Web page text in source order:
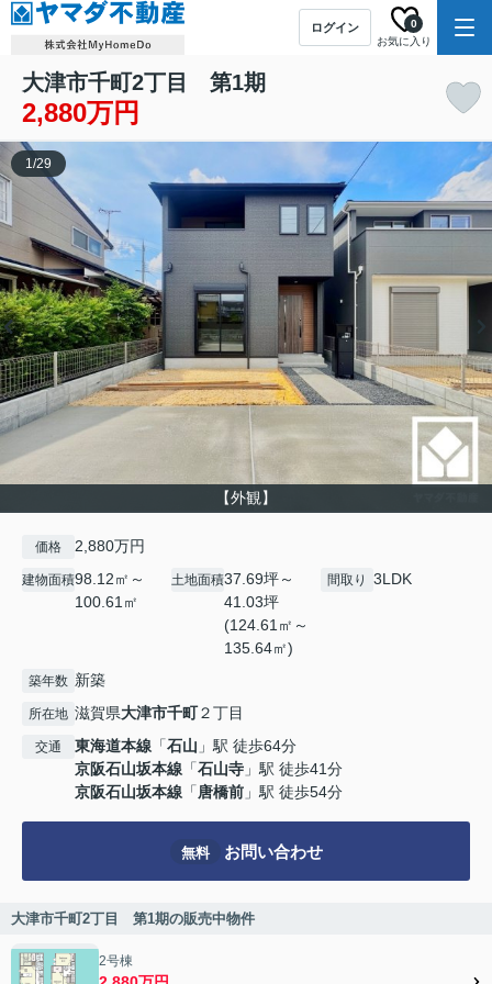
ログイン
お気に入り
0
大津市千町2丁目 第1期
2,880万円
【外観】
1/29
価格 2,880万円
建物面積98.12㎡～
100.61㎡
土地面積37.69坪～
41.03坪
(124.61㎡～
135.64㎡)
間取り 3LDK
築年数 新築
所在地 滋賀県大津市千町２丁目
交通 東海道本線 「石山 」駅 徒歩64分
京阪石山坂本線 「石山寺 」駅 徒歩41分
京阪石山坂本線 「唐橋前 」駅 徒歩54分
無料 お問い合わせ
大津市千町2丁目 第1期の販売中物件
2号棟